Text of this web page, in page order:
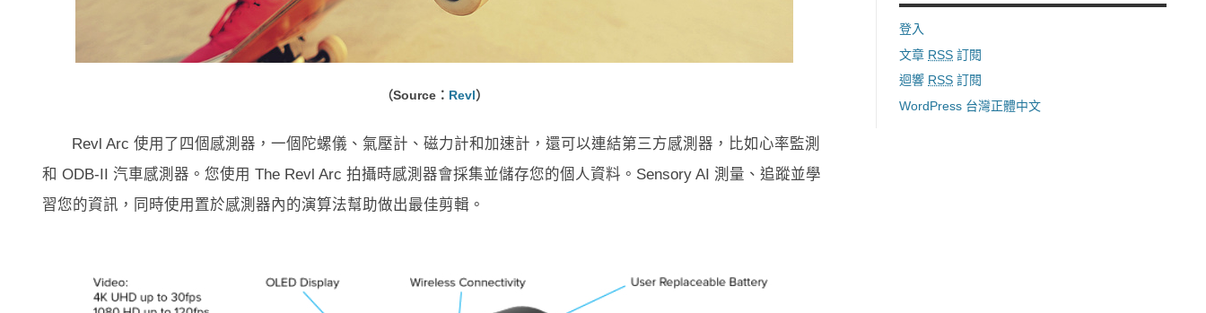
（Source： Revl）
Revl Arc 使用了四個感測器，一個陀螺儀、氣壓計、磁力計和加速計，還可以連結第三方感測器，比如心率監測
和 ODB-II 汽車感測器。您使用 The Revl Arc 拍攝時感測器會採集並儲存您的個人資料。Sensory AI 測量、追蹤並學
習您的資訊，同時使用置於感測器內的演算法幫助做出最佳剪輯。
登入
文章 RSS 訂閱
迴響 RSS 訂閱
WordPress 台灣正體中文